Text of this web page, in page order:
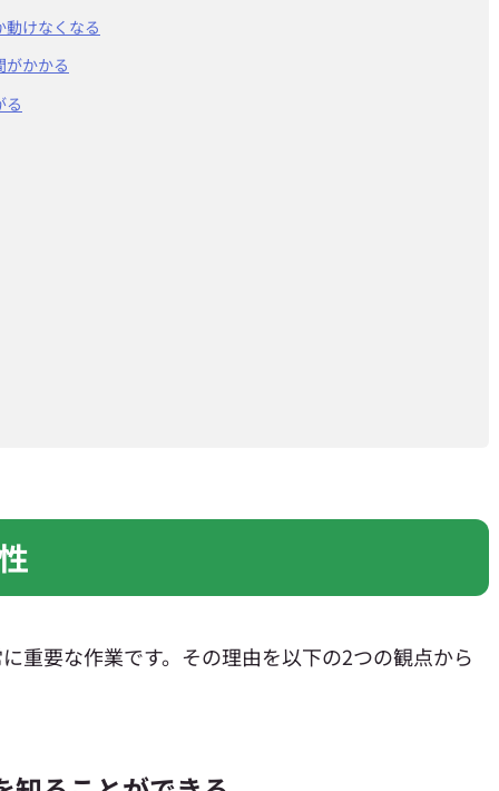
けなくなる
がかかる
る
重要な作業です。その理由を以下の2つの観点から